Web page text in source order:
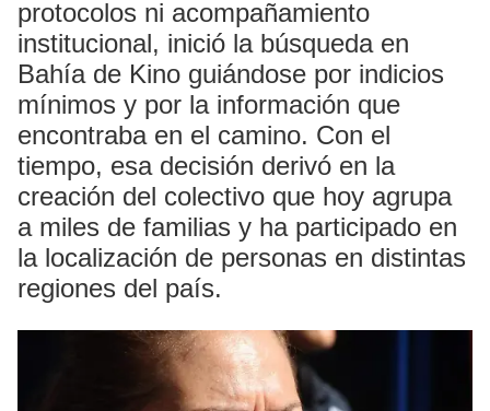
protocolos ni acompañamiento
institucional, inició la búsqueda en
Bahía de Kino guiándose por indicios
mínimos y por la información que
encontraba en el camino. Con el
tiempo, esa decisión derivó en la
creación del colectivo que hoy agrupa
a miles de familias y ha participado en
la localización de personas en distintas
regiones del país.